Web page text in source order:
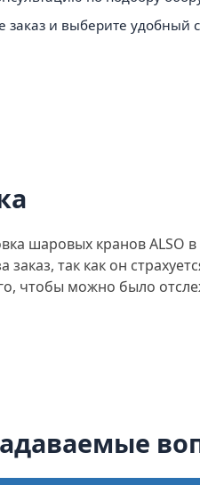
заказ и выберите удобный
шаровых кранов ALSO
заказ, так как он
чтобы можно было